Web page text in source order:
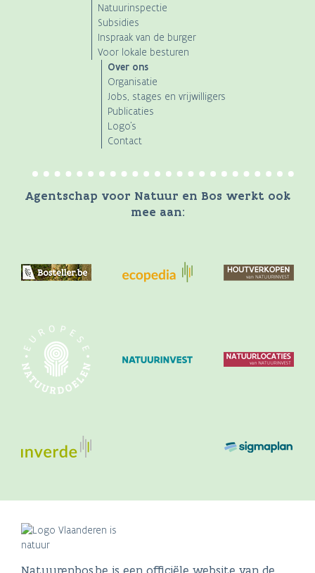
Natuurinspectie
Subsidies
Inspraak van de burger
Voor lokale besturen
Over ons
Organisatie
Jobs, stages en vrijwilligers
Publicaties
Logo's
Contact
Agentschap voor Natuur en Bos werkt ook
mee aan:
Natuurenbos.be is een officiële website van de